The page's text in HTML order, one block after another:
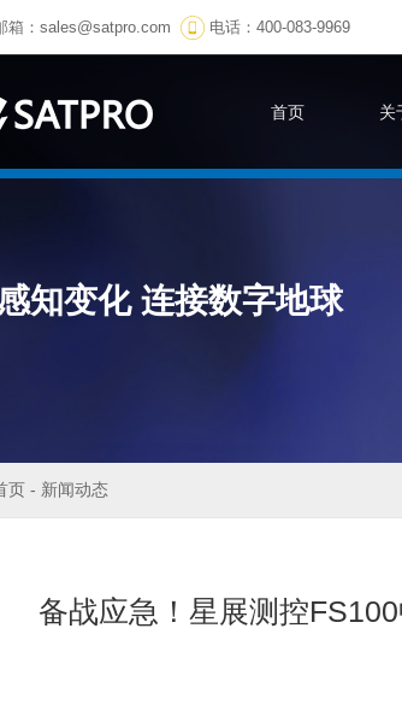
箱：sales@satpro.com 电话：400-083-9969
首页 关
知变化 连接数字地球
页 - 新闻动态
备战应急！星展测控FS100中型复合翼应急无人机出色完成黑龙江应急航空（无人